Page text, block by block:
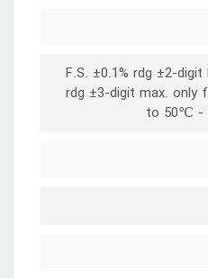
23℃±5℃ - F.S. ±0.1% rdg ±2-
rdg ±3-digit max.
to 50℃ -